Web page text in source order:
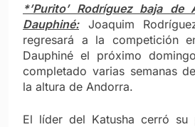
*’Purito’ Rodríguez baja
Dauphiné:Joaquim
regresará a la competición
Dauphiné el próximo
completado varias semanas
la altura de Andorra.
El líder del Katusha cerró